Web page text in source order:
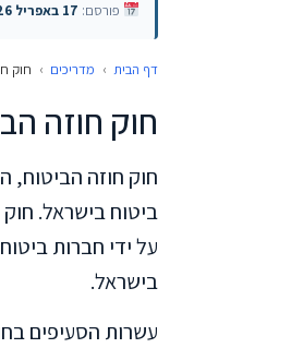
פורסם: 17 באפריל 2026
דף הבית › מדריכים › חוק
חוק חוזה
ביטוח בישראל.
בישראל.
עשרות הסעיפים